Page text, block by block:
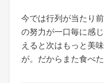
今では行列が当たり
の努力が一口毎に感
えると次はもっと美
が。だからまた食べ